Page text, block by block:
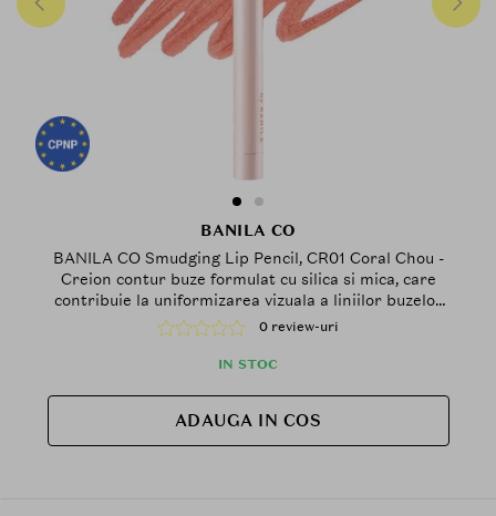
BANILA CO
BANILA CO Smudging Lip Pencil, CR01 Coral Chou -
Creion contur buze formulat cu silica si mica, care
contribuie la uniformizarea vizuala a liniilor buzelor
si la obtinerea unui aspect catifelat
0 review-uri
IN STOC
ADAUGA IN COS